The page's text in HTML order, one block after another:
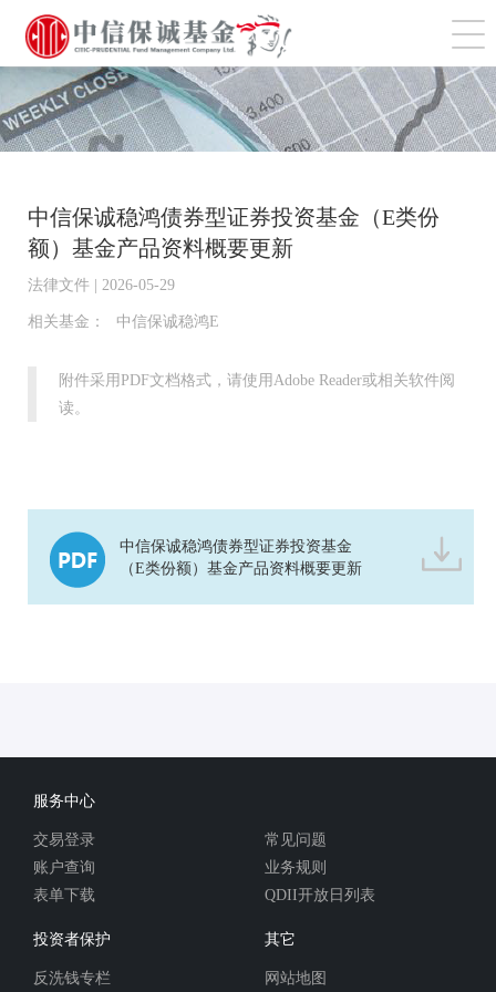
切
中信保诚稳鸿债券型证券投资基金（E类份
额）基金产品资料概要更新
法律文件 | 2026-05-29
相关基金： 中信保诚稳鸿E
附件采用PDF文档格式，请使用Adobe Reader或相关软件阅
读。
中信保诚稳鸿债券型证券投资基金
（E类份额）基金产品资料概要更新
服务中心
交易登录
账户查询
表单下载
常见问题
业务规则
QDII开放日列表
投资者保护
反洗钱专栏
其它
网站地图